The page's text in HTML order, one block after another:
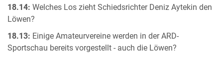
18.14: Welches Los zieht Schiedsrichter Deniz Aytekin den
Löwen?
18.13: Einige Amateurvereine werden in der ARD-
Sportschau bereits vorgestellt - auch die Löwen?